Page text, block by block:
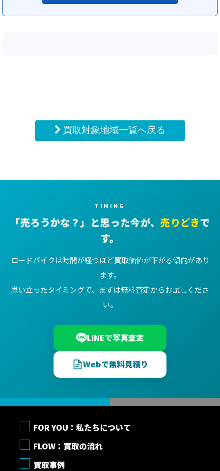
買取対象地域一覧へ戻る
TIMING
「売ろうかな？」と思った今が、 売りどきで
す。
ロードバイクは時間が経つほど買取価値が下がる傾向があり
ます。
思い立ったタイミングで、まずは無料査定からお試しくださ
い。
LINEで写真査定
Webで無料見積り
FOR YOU：私たちについて
FLOW：買取の流れ
買取事例